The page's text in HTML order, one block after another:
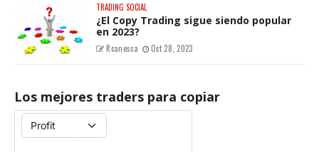
TRADING SOCIAL
¿El Copy Trading sigue siendo popular
en 2023?
Rcanessa Oct 28, 2023
Los mejores traders para copiar